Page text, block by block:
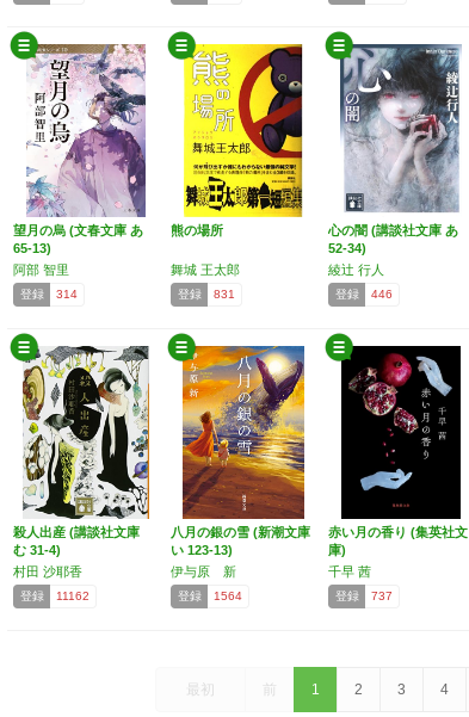
望月の烏 (文春文庫 あ
65-13)
阿部 智里
登録 314
熊の場所
舞城 王太郎
登録 831
心の闇 (講談社文庫 あ
52-34)
綾辻 行人
登録 446
殺人出産 (講談社文庫
む 31-4)
村田 沙耶香
登録 11162
八月の銀の雪 (新潮文庫
い 123-13)
伊与原 新
登録 1564
赤い月の香り (集英社文
庫)
千早 茜
登録 737
最初 前 1 2 3 4